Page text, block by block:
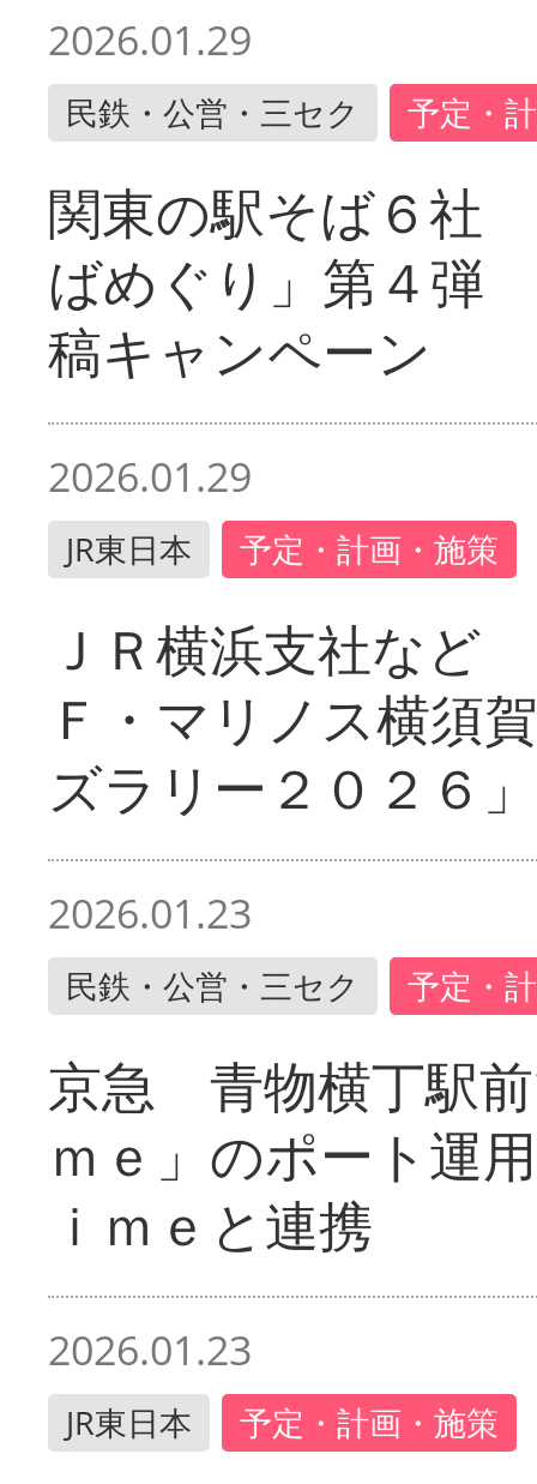
2026.01.29
民鉄・公営・三セク 予定・
関東の駅そば６社
ばめぐり」第４弾
稿キャンペーン
2026.01.29
JR東日本 予定・計画・施策
ＪＲ横浜支社など
Ｆ・マリノス横須
ズラリー２０２６」
2026.01.23
民鉄・公営・三セク 予定・
京急 青物横丁駅
ｍｅ」のポート運
ｉｍｅと連携
2026.01.23
JR東日本 予定・計画・施策